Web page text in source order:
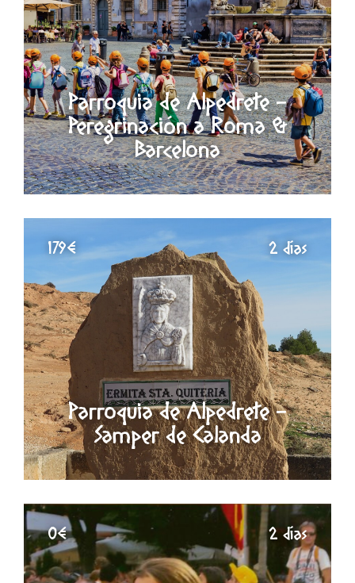
Parroquia de Alpedrete -
Peregrinación a Roma &
Barcelona
Parroquia de Alpedrete -
Samper de Calanda
179€ 2 días
0€ 2 días